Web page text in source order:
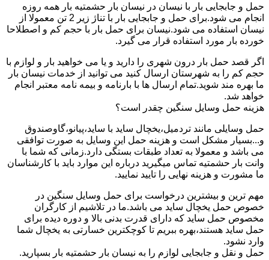
حمل و جابجایی بار با نیسان در نیسان بار حشمتیه بار همه روزه
انجام می شود.برای حمل و جابجایی بار با تناژ زیر 2 تن معمولا از
نیسان استفاده می شود.نیسان برای حمل بار با حجم کم و اصطلاحا
خورده بار مورد استفاده قرار می گیرد.
اگر قصد حمل بار درون شهری را دارید و یا می خواهید بار و لوازم با
حجم کم را به شهرستان ارسال کنید می توانید از خدمات نیسان بار
ما بهره مند شوید.تمام ارسال ها با بارنامه و بیمه نامه معتبر انجام
خواهد شد.
هزینه حمل وسایل سنگین چقدر است؟
حمل وسایلی مانند تردمیل،یخچال ساید با ساید،پیانو،گاوصندوق
و...بسیار مشکل است و هزینه حمل این وسایل به صورت توافقی
می باشد و معمولا به تعداد طبقات بستگی دارد.زمانی که شما با
وانت بار حشمتیه تماس میگیرید درباره این موارد باید با کارشناسان
ما مشورت و هزینه نهایی را تایید نمایید.
مهم ترین و بیشترین درخواست برای حمل وسایل سنگین در
خصوص حمل یخچال ساید می باشد.ما در تلاشیم از کارگران
مخصوص حمل ساید که دارای قدرت بدنی بالا و دوره دیده برای
حمل ساید هستند،بهره ببریم تا کوچکترین خسارتی به یخچال شما
وارد نشود.
حمل و نقل و جابجایی لوازم را به نیسان بار حشمتیه بار بسپارید.